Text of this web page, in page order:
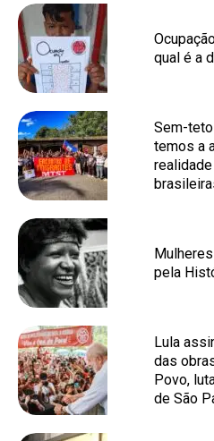
qual é a
Sem-
temos a
pela
Lula
das
Povo,
de São